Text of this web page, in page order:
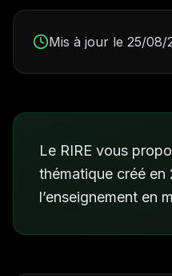
Mis à jour le 25/08/
Le RIRE vous
thématique créé en
l’enseignement en